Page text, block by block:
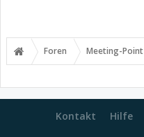
Foren Meeting-Point
Kontakt Hilfe